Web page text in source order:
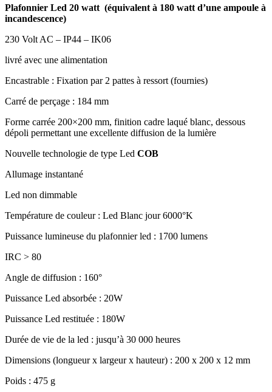
Plafonnier Led 20 watt (équivalent à 180 watt d’une ampoule à
incandescence)
230 Volt AC – IP44 – IK06
livré avec une alimentation
Encastrable : Fixation par 2 pattes à ressort (fournies)
Carré de perçage : 184 mm
Forme carrée 200×200 mm, finition cadre laqué blanc, dessous
dépoli permettant une excellente diffusion de la lumière
Nouvelle technologie de type Led COB
Allumage instantané
Led non dimmable
Température de couleur : Led Blanc jour 6000°K
Puissance lumineuse du plafonnier led : 1700 lumens
IRC > 80
Angle de diffusion : 160°
Puissance Led absorbée : 20W
Puissance Led restituée : 180W
Durée de vie de la led : jusqu’à 30 000 heures
Dimensions (longueur x largeur x hauteur) : 200 x 200 x 12 mm
Poids : 475 g